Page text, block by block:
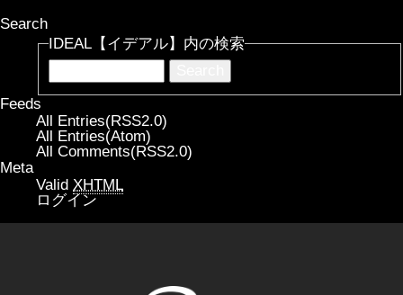
Search
IDEAL【イデアル】内の検索
Feeds
All Entries(RSS2.0)
All Entries(Atom)
All Comments(RSS2.0)
Meta
Valid XHTML
ログイン